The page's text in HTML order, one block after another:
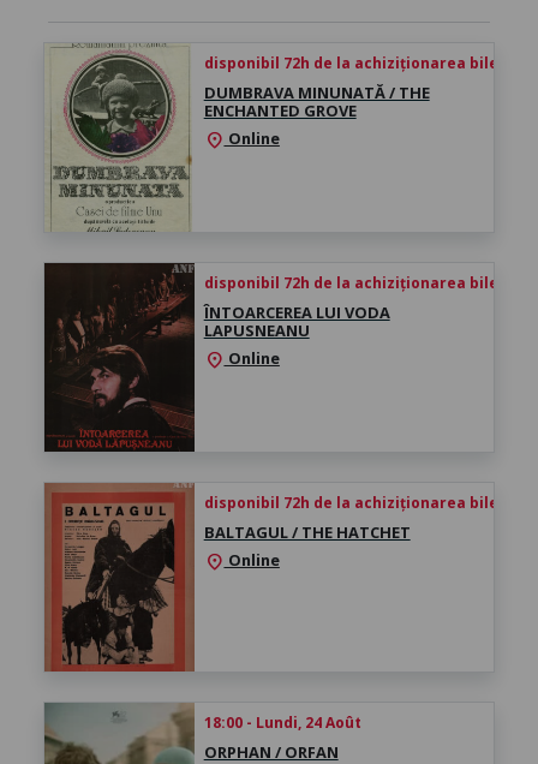
disponibil 72h de la achiziționarea biletului
DUMBRAVA MINUNATĂ / THE
ENCHANTED GROVE
location_on Online
disponibil 72h de la achiziționarea biletului
ÎNTOARCEREA LUI VODA
LAPUSNEANU
location_on Online
disponibil 72h de la achiziționarea biletului
BALTAGUL / THE HATCHET
location_on Online
18:00 - Lundi, 24 Août
ORPHAN / ORFAN